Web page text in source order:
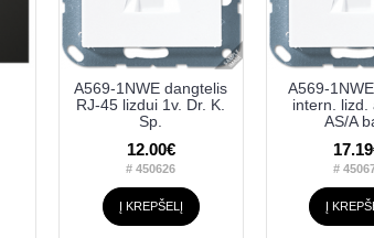
A569-1NWE dangtelis
RJ-45 lizdui 1v. Dr. K.
Sp.
12.00€
# 450626
Į KREPŠELĮ
A569-
intern. lizd.
AS/A
#
Į